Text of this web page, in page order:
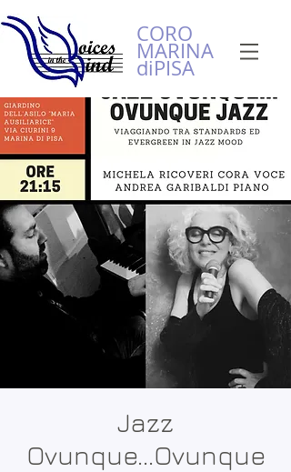
CORO
MARINA
diPISA
Jazz
Ovunque...Ovunque